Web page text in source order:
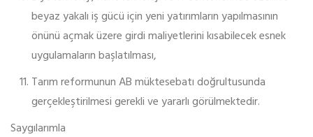
beyaz yakalı iş gücü için yeni yatırımların yapılmasının
önünü açmak üzere girdi maliyetlerini kısabilecek esnek
uygulamaların başlatılması,
Tarım reformunun AB müktesebatı doğrultusunda
gerçekleştirilmesi gerekli ve yararlı görülmektedir.
Saygılarımla